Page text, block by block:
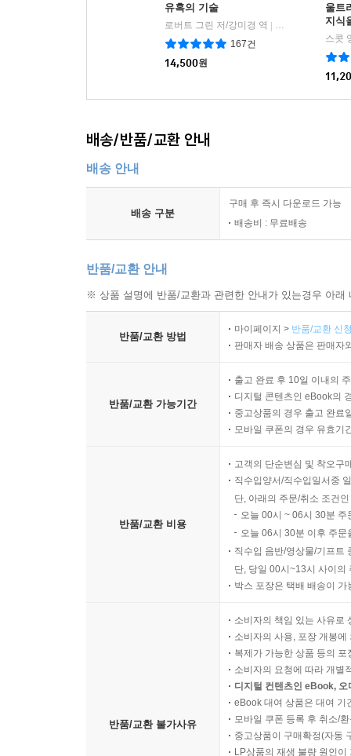
유혹의 기술
로버트 그린 저/강미경 역 |
웅진지식하우스
167건
14,500원
울트
지식
스콧
배송/반품/교환 안내
배송 안내
배송 구분
구매 후 즉시 다운로드 가능
배송비 : 무료배송
반품/교환 안내
※ 상품 설명에 반품/교환과 관련한 안내가 있는경우 아
반품/교환 방법
마이페이지 > 반품/교환 신
판매자 배송 상품은 판매자
반품/교환 가능기간
출고 완료 후 10일 이내의
디지털 콘텐츠인 eBook의
중고상품의 경우 출고 완료
모바일 쿠폰의 경우 유효기
반품/교환 비용
고객의 단순변심 및 착오구
직수입양서/직수입일서중
단, 아래의 주문/취소 조건
오늘 00시 ~ 06시 30분
오늘 06시 30분 이후 주
직수입 음반/영상물/기프트
단, 당일 00시~13시 사이의
박스 포장은 택배 배송이
반품/교환 불가사유
소비자의 책임 있는 사유로
소비자의 사용, 포장 개봉
복제가 가능한 상품 등의
소비자의 요청에 따라 개별
디지털 컨텐츠인 eBook,
eBook 대여 상품은 대여 기
모바일 쿠폰 등록 후 취소/
중고상품이 구매확정(자동
LP상품의 재생 불량 원인